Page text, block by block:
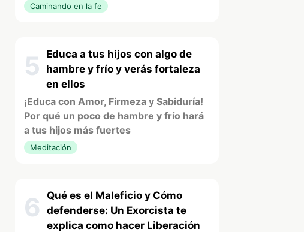
Caminando en la fe
5
Educa a tus hijos con algo de
hambre y frío y verás fortaleza
en ellos
¡Educa con Amor, Firmeza y Sabiduría!
Por qué un poco de hambre y frío hará
a tus hijos más fuertes
Meditación
6
Qué es el Maleficio y Cómo
defenderse: Un Exorcista te
explica como hacer Liberación